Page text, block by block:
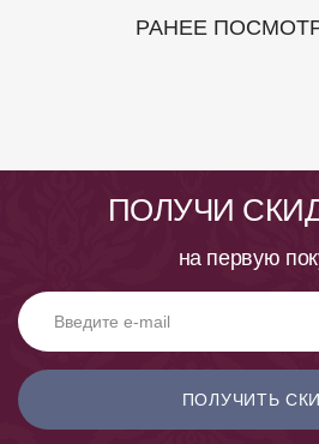
РАНЕЕ
ПОЛУЧИ
на первую
ПОЛУЧИТЬ